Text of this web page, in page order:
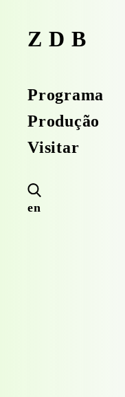
ZDB
Programa
Produção
Visitar
en